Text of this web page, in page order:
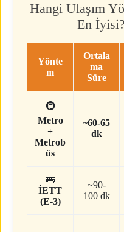
Hangi Ulaşım
En
Yönte
m
Ortala
ma
Süre
🚇
Metro
+
Metrob
üs
~60-65
dk
🚌
İETT
(E-3)
~90-
100 dk